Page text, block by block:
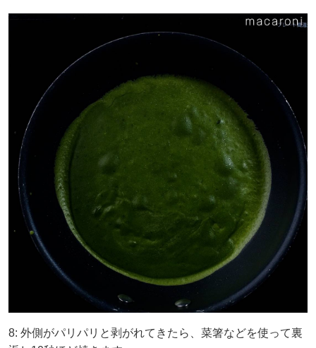
8: 外側がパリパリと剥がれてきたら、菜箸などを使って裏